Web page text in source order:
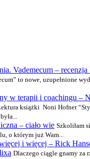
Vademecum – recenzja
to nowe, uzupełnione
w terapii i coachingu –
książki Noni Hofner
– ciało wie Szkoliłam
o którym już Wam...
i więcej – Rick
Dlaczego ciągle gnamy za